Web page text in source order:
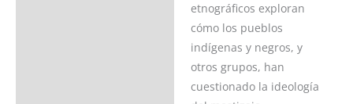
etnográficos exploran
cómo los pueblos
indígenas y negros, y
otros grupos, han
cuestionado la ideología